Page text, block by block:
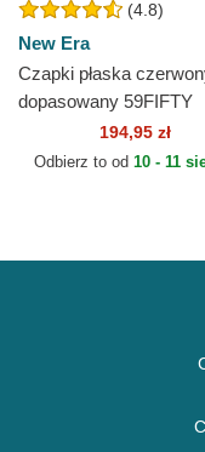
(4.8)
New Era
Czapki płaska
dopasowany 59FIFTY
Authentic On Field Los
Angeles Angels MLB
194,95 zł
Odbierz to od 10 - 11